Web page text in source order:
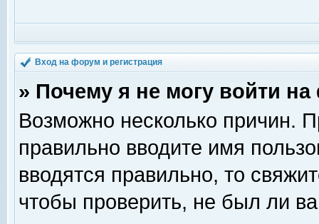
Вход на форум и регистрация
» Почему я не могу войти
Возможно несколько причин.
правильно вводите имя
вводятся правильно, то
чтобы проверить, не был ли